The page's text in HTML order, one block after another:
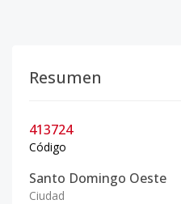
Resumen
413724
Código
Santo Domingo Oeste
Ciudad